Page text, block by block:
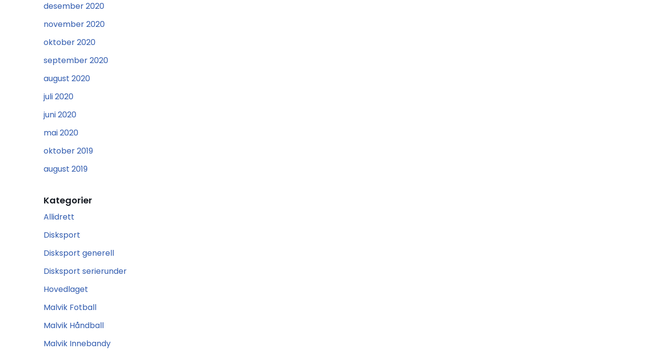
desember 2020
november 2020
oktober 2020
september 2020
august 2020
juli 2020
juni 2020
mai 2020
oktober 2019
august 2019
Kategorier
Allidrett
Disksport
Disksport generell
Disksport serierunder
Hovedlaget
Malvik Fotball
Malvik Håndball
Malvik Innebandy